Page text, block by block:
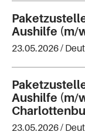
Aushilfe (m/
23.05.2026 /
Aushilfe (m/
23.05.2026 /